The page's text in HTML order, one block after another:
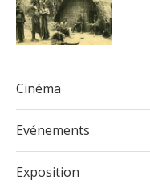
Cinéma
Evénements
Exposition